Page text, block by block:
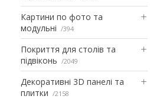
Картини по фото та
модульні
394
Покриття для столів та
підвіконь
2049
Декоративні 3D панелі та
плитки
2158